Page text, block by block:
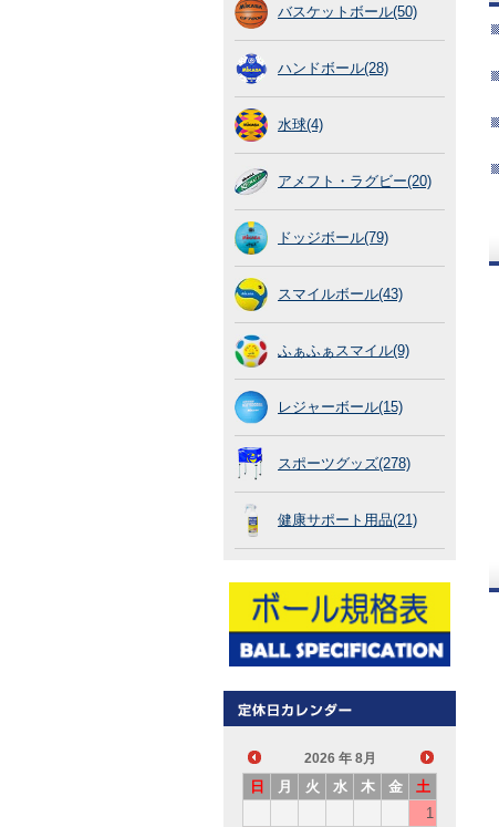
バスケットボール(50)
ハンドボール(28)
水球(4)
アメフト・ラグビー(20)
ドッジボール(79)
スマイルボール(43)
ふぁふぁスマイル(9)
レジャーボール(15)
スポーツグッズ(278)
健康サポート用品(21)
2026 年 8月
日 月 火 水 木 金
土
1